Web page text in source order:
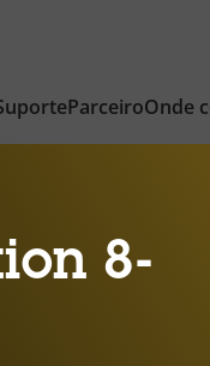
ParceiroOnde
8-